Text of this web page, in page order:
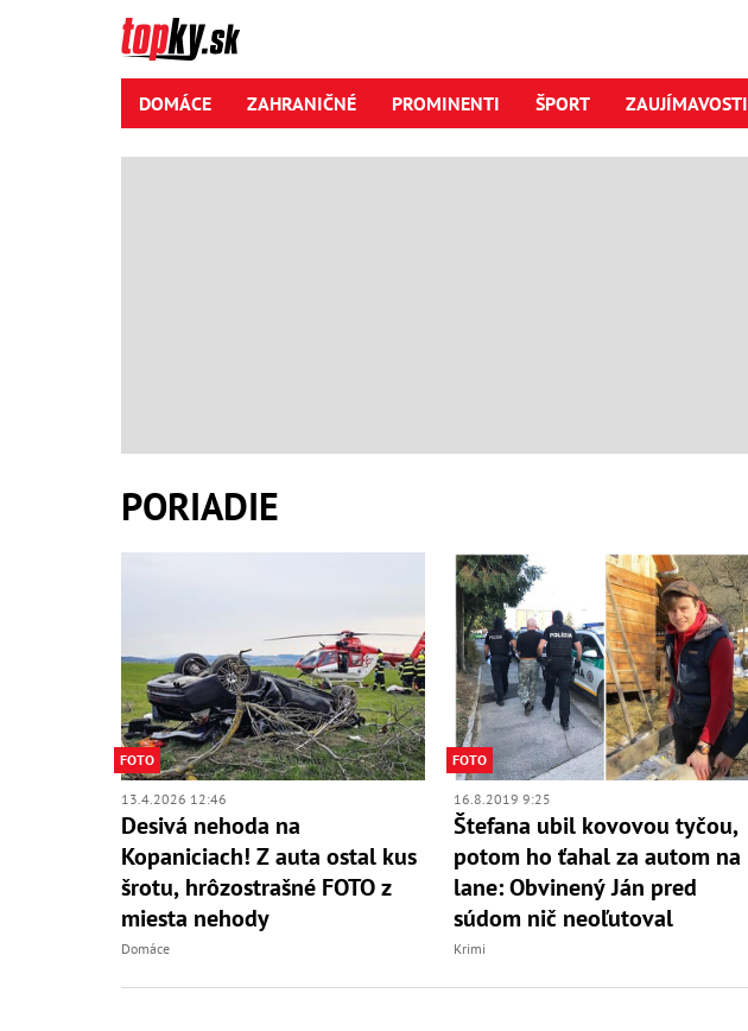
DOMÁCE ZAHRANIČNÉ PROMINENTI ŠPORT ZAUJÍMAVOSTI
PORIADIE
FOTO
13.4.2026 12:46
Desivá nehoda na
Kopaniciach! Z auta ostal kus
šrotu, hrôzostrašné FOTO z
miesta nehody
Domáce
FOTO
16.8.2019 9:25
Štefana ubil kovovou tyčou,
potom ho ťahal za autom na
lane: Obvinený Ján pred
súdom nič neoľutoval
Krimi